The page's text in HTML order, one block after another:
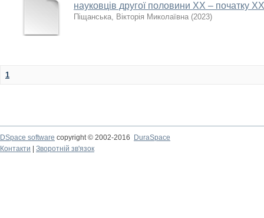
науковців другої половини XX – початку
Піщанська, Вікторія Миколаївна (2023)
1
DSpace software copyright © 2002-2016
DuraSpace
Контакти
Зворотній зв'язок